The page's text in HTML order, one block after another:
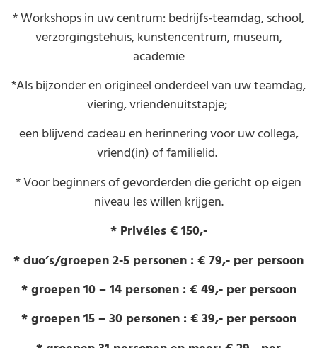
* Workshops in uw centrum: bedrijfs-teamdag, school,
verzorgingstehuis, kunstencentrum, museum,
academie
*Als bijzonder en origineel onderdeel van uw teamdag,
viering, vriendenuitstapje;
een blijvend cadeau en herinnering voor uw collega,
vriend(in) of familielid.
* Voor beginners of gevorderden die gericht op eigen
niveau les willen krijgen.
* Privéles € 150,-
* duo’s/groepen 2-5 personen : € 79,- per persoon
* groepen 10 – 14 personen : € 49,- per persoon
* groepen 15 – 30 personen : € 39,- per persoon